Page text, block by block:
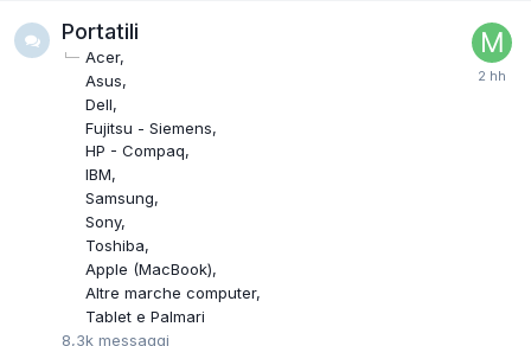
Portatili
Acer
Asus
Dell
Fujitsu - Siemens
HP - Compaq
IBM
Samsung
Sony
Toshiba
Apple (MacBook)
Altre marche computer
Tablet e Palmari
8,3k messaggi